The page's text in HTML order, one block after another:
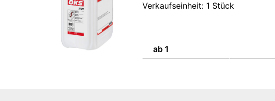
Verkaufseinheit: 1 Stück
ab 1